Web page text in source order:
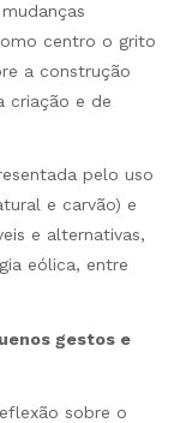
centro o grito
a construção
criação e de
pelo uso
e carvão) e
e alternativas,
eólica, entre
gestos e
sobre o